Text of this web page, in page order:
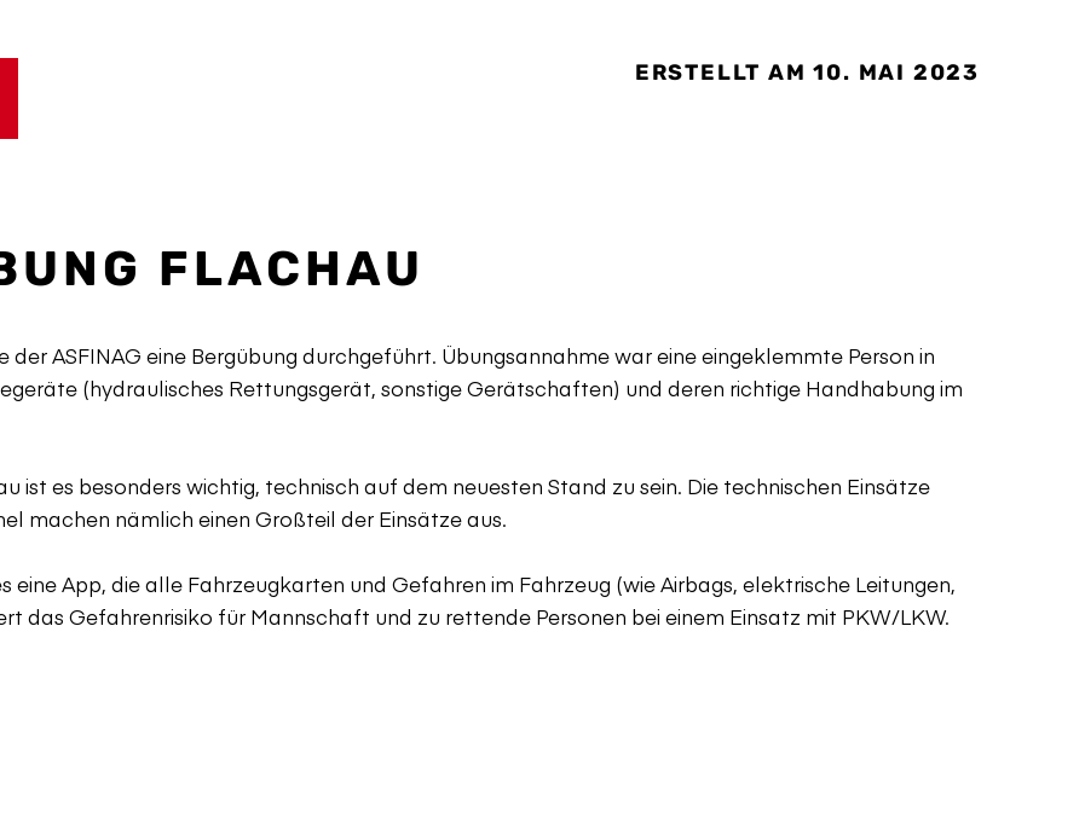
ERSTELLT AM 10. MAI 2023
FLACHAU
ASFINAG eine Bergübung durchgeführt. Übungsannahme war eine eingeklemmte Person in
(hydraulisches Rettungsgerät, sonstige Gerätschaften) und deren richtige Handhabung im
ist es besonders wichtig, technisch auf dem neuesten Stand zu sein. Die technischen Einsätze
machen nämlich einen Großteil der Einsätze aus.
App, die alle Fahrzeugkarten und Gefahren im Fahrzeug (wie Airbags, elektrische Leitungen,
das Gefahrenrisiko für Mannschaft und zu rettende Personen bei einem Einsatz mit PKW/LKW.